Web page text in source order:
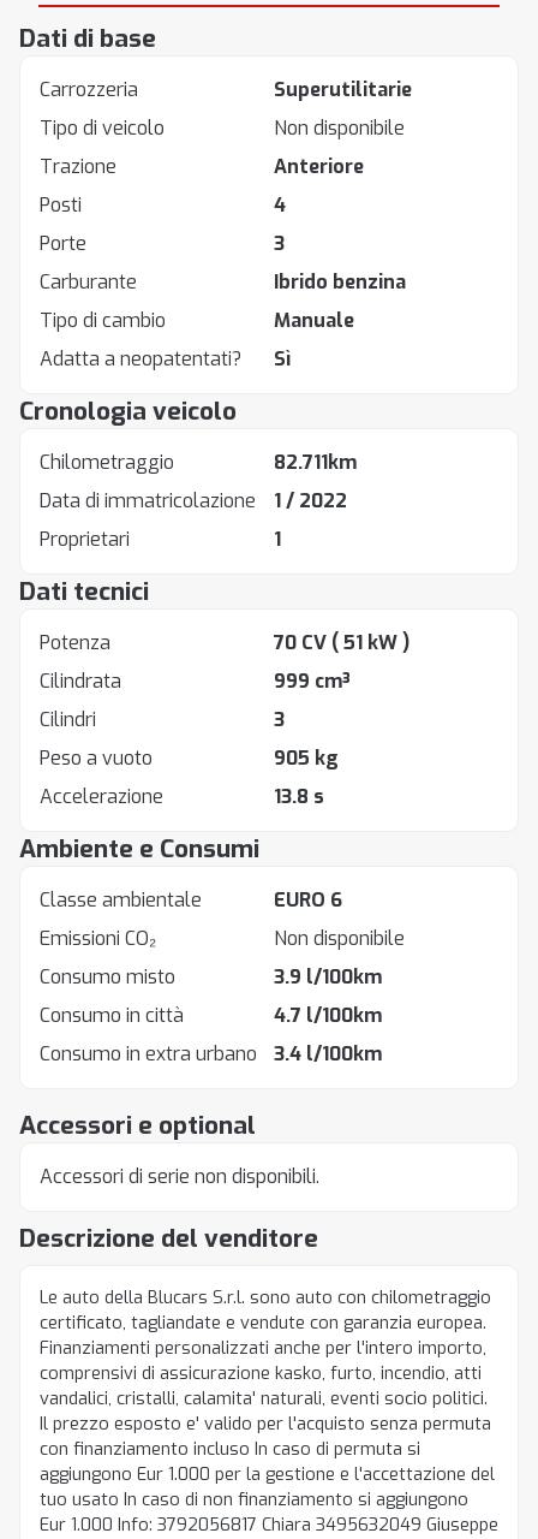
Descrizione del venditore
Le auto della Blucars S.r.l. sono auto con chilometraggio
certificato, tagliandate e vendute con garanzia europea.
Finanziamenti personalizzati anche per l'intero importo,
comprensivi di assicurazione kasko, furto, incendio, atti
vandalici, cristalli, calamita' naturali, eventi socio politici.
Il prezzo esposto e' valido per l'acquisto senza permuta
con finanziamento incluso In caso di permuta si
aggiungono Eur 1.000 per la gestione e l'accettazione del
tuo usato In caso di non finanziamento si aggiungono
Eur 1.000 Info: 3792056817 Chiara 3495632049 Giuseppe
Accessori e optional
Accessori di serie non disponibili.
Dati di base
Carrozzeria
Superutilitarie
Tipo di veicolo
Non disponibile
Trazione
Anteriore
Posti
4
Porte
3
Carburante
Ibrido benzina
Tipo di cambio
Manuale
Adatta a neopatentati?
Sì
Cronologia veicolo
Chilometraggio
82.711km
Data di immatricolazione
1 / 2022
Proprietari
1
Dati tecnici
Potenza 70 CV ( 51 kW )
Cilindrata
999 cm³
Cilindri
3
Peso a vuoto
905 kg
Accelerazione
13.8 s
Ambiente e Consumi
Classe ambientale
EURO 6
Emissioni CO₂
Non disponibile
Consumo misto
3.9 l/100km
Consumo in città
4.7 l/100km
Consumo in extra urbano
3.4 l/100km